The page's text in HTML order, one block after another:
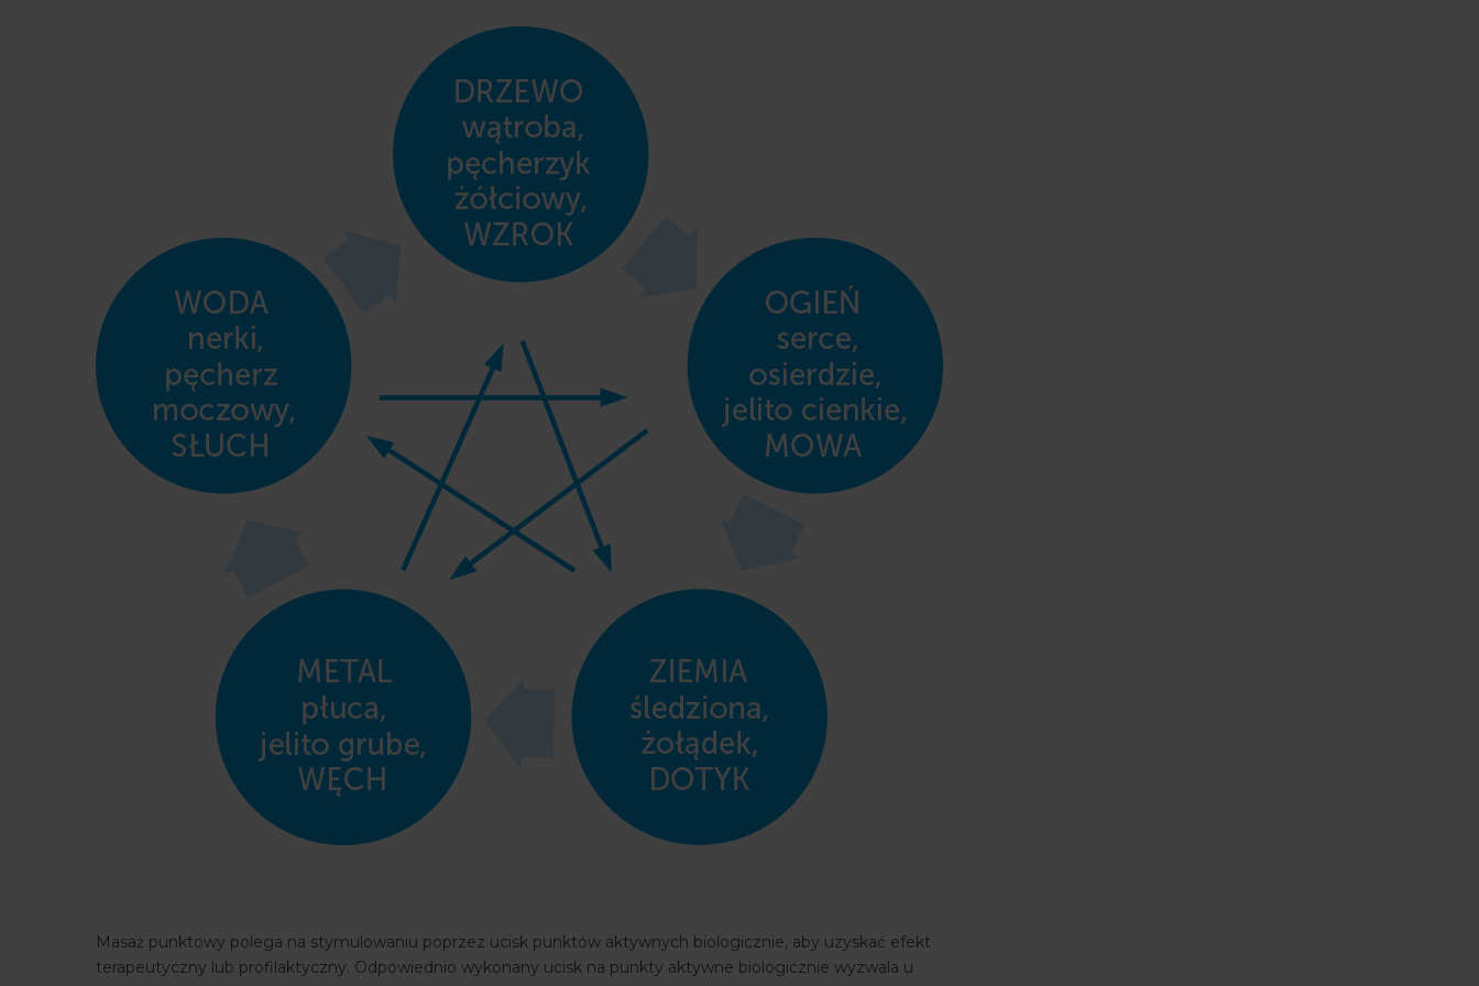
Masaż punktowy polega na stymulowaniu poprzez ucisk punktów aktywnych biologicznie, aby uzyskać efekt
terapeutyczny lub profilaktyczny. Odpowiednio wykonany ucisk na punkty aktywne biologicznie wyzwala u